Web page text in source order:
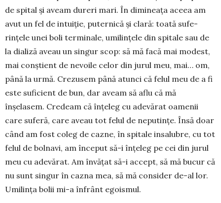
de spital și aveam dureri mari. În dimi­neața aceea am
avut un fel de intuiție, puter­nică și clară: toată sufe­
rințele unei boli ter­mi­nale, umi­lințele din spi­tale sau de
la dializă aveau un sin­gur scop: să mă facă mai mo­dest,
mai con­știent de ne­voile celor din jurul meu, mai… om,
până la urmă. Cre­zu­sem până atunci că felul meu de a fi
este suficient de bun, dar aveam să aflu că mă
înșelasem. Credeam că înțeleg cu adevărat oame­nii
care suferă, care aveau tot felul de neputințe. Însă doar
când am fost coleg de cazne, în spitale insalubre, cu tot
felul de bolnavi, am început să-i înțeleg pe cei din jurul
meu cu adevărat. Am în­vățat să-i accept, să mă bucur că
nu sunt singur în cazna mea, să mă con­sider de-al lor.
Umilința bolii mi-a înfrânt egoismul.